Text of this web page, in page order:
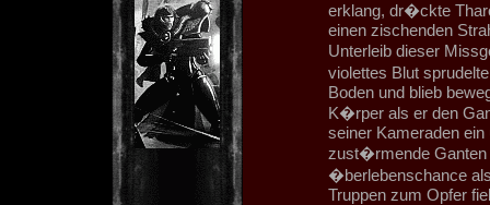
erklang, dr�ckte
einen zischenden
Unterleib dieser
violettes Blut
Boden und blieb
K�rper als er den
seiner Kameraden
zust�rmende Ganten
�berlebenschance
Truppen zum Opfer